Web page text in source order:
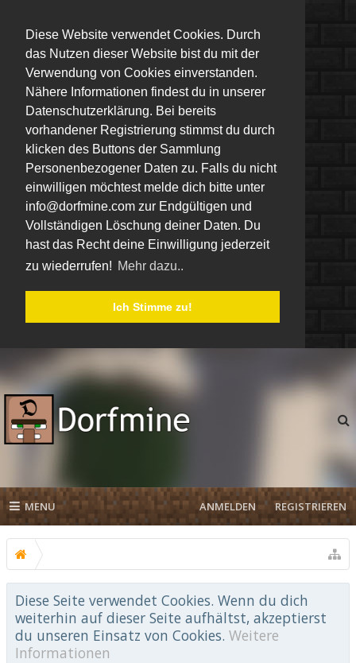
Diese Website verwendet Cookies. Durch
das Nutzen dieser Website bist du mit der
Verwendung von Cookies einverstanden.
Nähere Informationen findest du in unserer
Datenschutzerklärung. Bei bereits
vorhandener Registrierung stimmst du durch
klicken des Buttons der Sammlung
Personenbezogener Daten zu. Falls du nicht
einwilligen möchtest melde dich bitte unter
info@dorfmine.com zur Endgültigen und
Vollständigen Löschung deiner Daten. Du
hast das Recht deine Einwilligung jederzeit
zu wiederrufen! Mehr dazu..
Ich Stimme zu!
MENU ANMELDEN REGISTRIEREN
Diese Seite verwendet Cookies. Wenn du dich
weiterhin auf dieser Seite aufhältst, akzeptierst
du unseren Einsatz von Cookies. Weitere
Informationen